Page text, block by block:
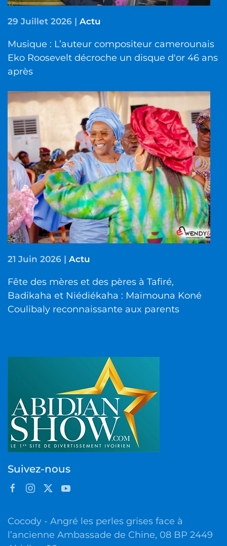
29 Juillet 2026 | Actu
Musique : L’auteur compositeur camerounais
Eko Roosevelt décroche un disque d'or 46 ans
après
21 Juin 2026 | Actu
Fête des mères et des pères à Tafiré,
Badikaha et Niédiékaha : Maïmouna Koné
Coulibaly reconnaissante aux parents
Suivez-nous
Cocody - Angré les perles grises face à
l’ancienne Ambassade de Chine, 08 BP 2449